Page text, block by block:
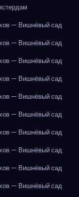
— Вишнёвый сад
— Вишнёвый сад
— Вишнёвый сад
— Вишнёвый сад
— Вишнёвый сад
— Вишнёвый сад
— Вишнёвый сад
— Вишнёвый сад
— Вишнёвый сад
— Вишнёвый сад